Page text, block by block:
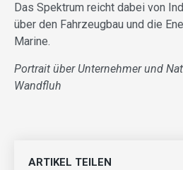
Das Spektrum reicht dabei von
über den Fahrzeugbau und die
Marine.
Portrait über Unternehmer und
Wandfluh
ARTIKEL TEILEN